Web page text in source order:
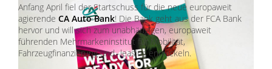
Anfang April fiel der Startschuss für die neue europaweit
agierende CA Auto Bank! Die Bank geht aus der FCA Bank
hervor und will sich zum unabhängigen, europaweit
führenden Mehrmarkeninstitut für Mobilität,
Fahrzeugfinanzierung und -leasing entwickeln.